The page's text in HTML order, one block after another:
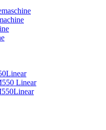
Linear